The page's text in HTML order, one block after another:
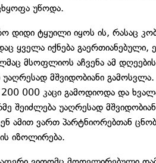
უწოდა.
დიდი ტყუილი იყოს ის, რასაც
ყველა იქნება
მსოფლიოს აჩვენა ამ
უაღრესად მშვიდობიანი
000 კაცი გამოდიოდა და
უაღრესად
ამით ვართ პარტნიორებთან
იზოლირება.